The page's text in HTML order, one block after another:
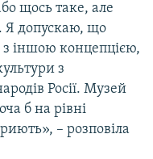
щось таке, але
Я допускаю, що
з іншою концепцією,
з
Росії. Музей
б на рівні
– розповіла